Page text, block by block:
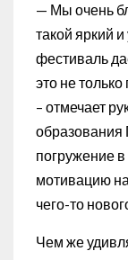
— Мы очень
такой яркий
фестиваль
это не
– отмечает
погружение
мотивацию
чего-то
Чем же